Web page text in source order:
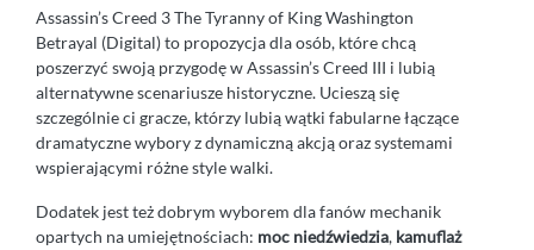
Assassin’s Creed 3 The Tyranny of King Washington
Betrayal (Digital) to propozycja dla osób, które chcą
poszerzyć swoją przygodę w Assassin’s Creed III i lubią
alternatywne scenariusze historyczne. Ucieszą się
szczególnie ci gracze, którzy lubią wątki fabularne łączące
dramatyczne wybory z dynamiczną akcją oraz systemami
wspierającymi różne style walki.
Dodatek jest też dobrym wyborem dla fanów mechanik
opartych na umiejętnościach: moc niedźwiedzia, kamuflaż